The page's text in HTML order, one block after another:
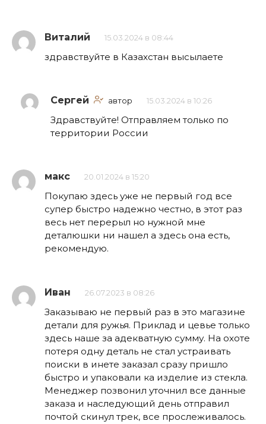
Виталий 15.03.2024 в 08:44
здравствуйте в Казахстан высылаете
Сергей автор 15.03.2024 в 10:26
Здравствуйте! Отправляем только по
территории России
макс 20.01.2024 в 15:20
Покупаю здесь уже не первый год все
супер быстро надежно честно, в этот раз
весь нет перерыл но нужной мне
деталюшки ни нашел а здесь она есть,
рекомендую.
Иван 26.07.2023 в 08:26
Заказываю не первый раз в это магазине
детали для ружья. Приклад и цевье только
здесь наше за адекватную сумму. На охоте
потеря одну деталь не стал устраивать
поиски в инете заказал сразу пришло
быстро и упаковали ка изделие из стекла.
Менеджер позвонил уточнил все данные
заказа и наследующий день отправил
почтой скинул трек, все прослеживалось.